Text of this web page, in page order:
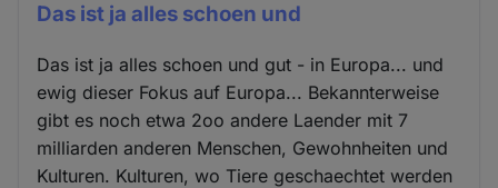
Das ist ja alles schoen und
Das ist ja alles schoen und gut - in Europa... und
ewig dieser Fokus auf Europa... Bekannterweise
gibt es noch etwa 2oo andere Laender mit 7
milliarden anderen Menschen, Gewohnheiten und
Kulturen. Kulturen, wo Tiere geschaechtet werden